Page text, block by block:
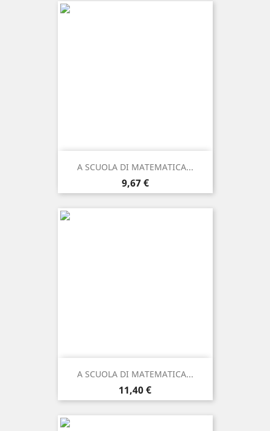
A SCUOLA DI MATEMATICA...
Prezzo
9,67 €
A SCUOLA DI MATEMATICA...
Prezzo
11,40 €